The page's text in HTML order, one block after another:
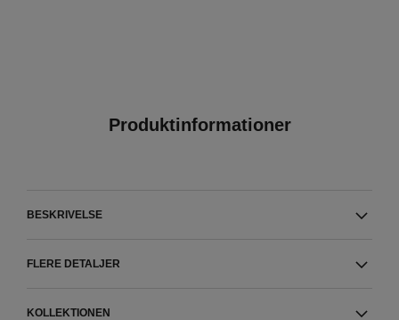
Produktinformationer
BESKRIVELSE
FLERE DETALJER
KOLLEKTIONEN